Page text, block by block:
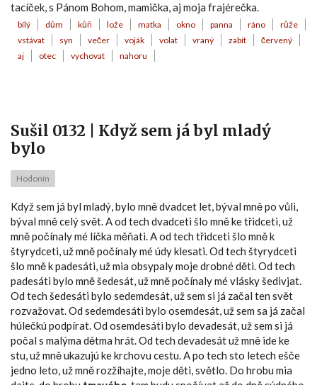
tacíček, s Pánom Bohom, mamička, aj moja frajérečka.
bílý dům kůň lože matka okno panna ráno
růže
vstávat
syn večer voják volat vraný zabít
červený
aj
otec vychovat nahoru
Sušil 0132 | Když sem já byl mladý
bylo
Hodonín
Když sem já byl mladý, bylo mně dvadcet let, býval mně po vůli,
býval mně celý svět. A od tech dvadceti šlo mně ke třidceti, už
mně počínaly mé líčka měňati. A od tech třidceti šlo mně k
štyrydceti, už mně počínaly mé údy klesati. Od tech štyrydceti
šlo mně k padesáti, už mia obsypaly moje drobné děti. Od tech
padesáti bylo mně šedesát, už mně počínaly mé vlásky šedivjat.
Od tech šedesáti bylo sedemdesát, už sem si já začal ten svět
rozvažovat. Od sedemdesáti bylo osemdesát, už sem sa já začal
húlečkú podpírat. Od osemdesáti bylo devadesát, už sem si já
počal s malýma dětma hrát. Od tech devadesát už mně ide ke
stu, už mně ukazujú ke krchovu cestu. A po tech sto letech ešče
jedno leto, už mně rozžíhajte, moje děti, světlo. Do hrobu mia